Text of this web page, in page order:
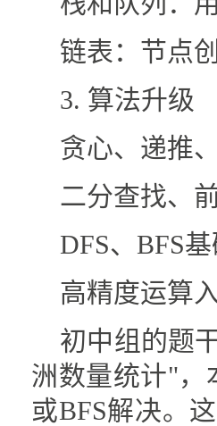
链表：节点
3. 算法升级
贪心、递推
二分查找、
DFS、BFS
高精度运算
初中组的题
洲数量统计"，
或BFS解决。